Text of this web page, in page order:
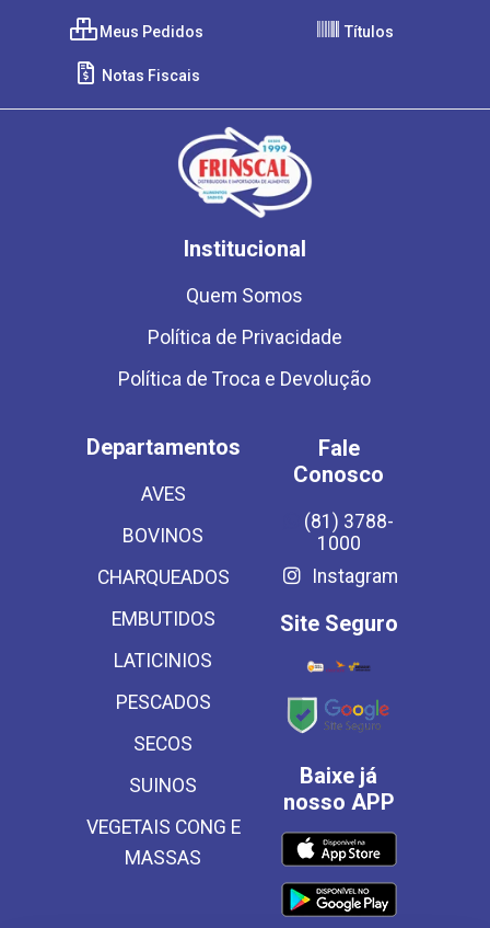
Meus Pedidos Títulos
Notas Fiscais
Institucional
Quem Somos
Política de Privacidade
Política de Troca e Devolução
Departamentos
AVES
BOVINOS
CHARQUEADOS
EMBUTIDOS
LATICINIOS
PESCADOS
SECOS
SUINOS
VEGETAIS CONG E
MASSAS
Fale
Conosco
(81) 3788-
1000
Instagram
Site Seguro
Baixe já
nosso APP